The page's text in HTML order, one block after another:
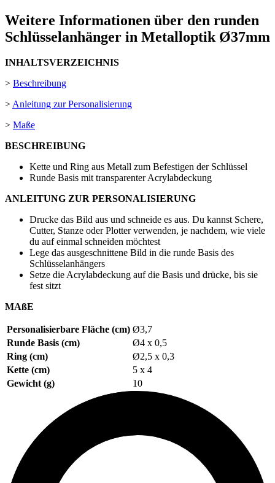
Weitere Informationen über den runden
Schlüsselanhänger in Metalloptik Ø37mm
INHALTSVERZEICHNIS
> Beschreibung
>Anleitung zur Personalisierung
> Maße
BESCHREIBUNG
Kette und Ring aus Metall zum Befestigen der Schlüssel
Runde Basis mit transparenter Acrylabdeckung
ANLEITUNG ZUR PERSONALISIERUNG
Drucke das Bild aus und schneide es aus. Du kannst Schere,
Cutter, Stanze oder Plotter verwenden, je nachdem, wie viele
du auf einmal schneiden möchtest
Lege das ausgeschnittene Bild in die runde Basis des
Schlüsselanhängers
Setze die Acrylabdeckung auf die Basis und drücke, bis sie
fest sitzt
MAßE
Personalisierbare Fläche (cm) Ø3,7
Runde Basis (cm)
Ø4 x 0,5
Ring (cm)
Ø2,5 x 0,3
Kette (cm)
5 x 4
Gewicht (g)
10